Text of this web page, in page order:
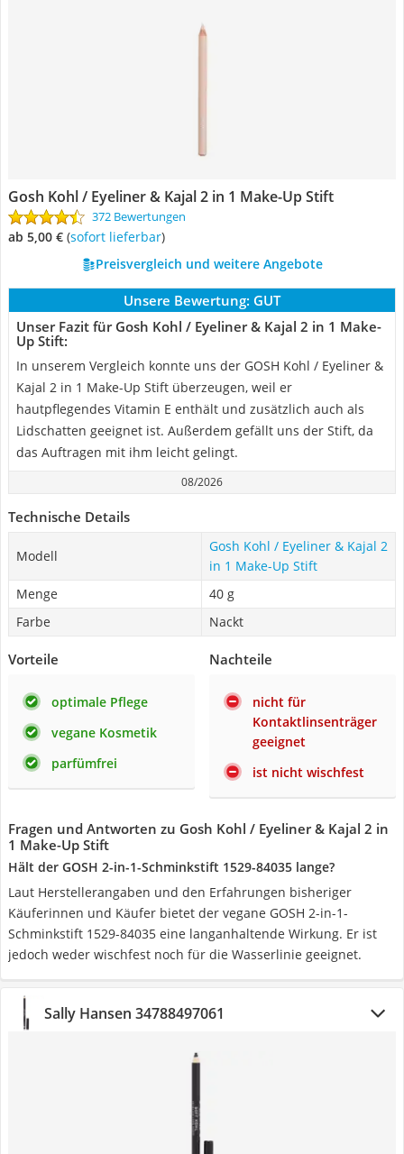
Gosh Kohl / Eyeliner & Kajal 2 in 1 Make-Up Stift
372 Bewertungen
ab 5,00 € ( Sofort lieferbar)
Preisvergleich und weitere Angebote
Unsere Bewertung: GUT
Unser Fazit für Gosh Kohl / Eyeliner & Kajal 2 in 1 Make-
Up Stift:
In unserem Vergleich konnte uns der GOSH Kohl / Eyeliner &
Kajal 2 in 1 Make-Up Stift überzeugen, weil er
hautpflegendes Vitamin E enthält und zusätzlich auch als
Lidschatten geeignet ist. Außerdem gefällt uns der Stift, da
das Auftragen mit ihm leicht gelingt.
08/2026
Technische Details
Modell
Gosh Kohl / Eyeliner & Kajal 2
in 1 Make-Up Stift
Menge
40 g
Farbe
Nackt
Vorteile
optimale Pflege
vegane Kosmetik
parfümfrei
Nachteile
nicht für
Kontaktlinsenträger
geeignet
ist nicht wischfest
Fragen und Antworten zu Gosh Kohl / Eyeliner & Kajal 2 in
1 Make-Up Stift
Hält der GOSH 2-in-1-Schminkstift ‎1529-84035 lange?
Laut Herstellerangaben und den Erfahrungen bisheriger
Käuferinnen und Käufer bietet der vegane GOSH 2-in-1-
Schminkstift ‎1529-84035 eine langanhaltende Wirkung. Er ist
jedoch weder wischfest noch für die Wasserlinie geeignet.
Sally Hansen 34788497061